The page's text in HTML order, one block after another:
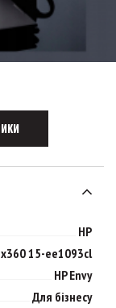
HP
x360 15-ee1093cl
HP Envy
Для бізнесу